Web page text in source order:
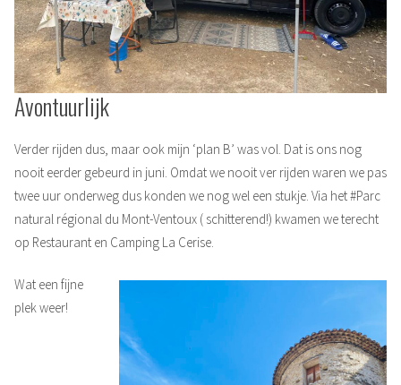
Avontuurlijk
Verder rijden dus, maar ook mijn ‘plan B’ was vol. Dat is ons nog
nooit eerder gebeurd in juni. Omdat we nooit ver rijden waren we pas
twee uur onderweg dus konden we nog wel een stukje. Via het #Parc
natural régional du Mont-Ventoux ( schitterend!) kwamen we terecht
op Restaurant en Camping La Cerise.
Wat een fijne
plek weer!